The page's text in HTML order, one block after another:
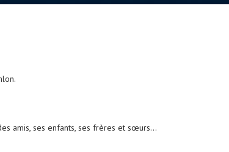
amis, ses enfants, ses frères et sœurs…